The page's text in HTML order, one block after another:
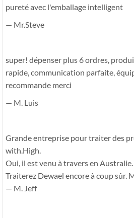
pureté avec l'emballage intelligent
— Mr.Steve
super! dépenser plus 6 ordres,
rapide, communication parfaite,
recommande merci
— M. Luis
Grande entreprise pour traiter des
with.High.
Oui, il est venu à travers en
Traiterez Dewael encore à coup sûr.
— M. Jeff